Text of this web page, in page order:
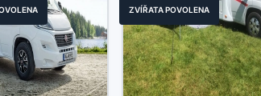
ZVÍŘATA POVOLENA